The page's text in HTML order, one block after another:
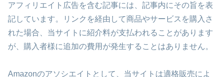
アフィリエイト広告を含む記事には、記事内にその旨を表
記しています。リンクを経由して商品やサービスを購入さ
れた場合、当サイトに紹介料が支払われることがあります
が、購入者様に追加の費用が発生することはありません。
Amazonのアソシエイトとして、当サイトは適格販売によ